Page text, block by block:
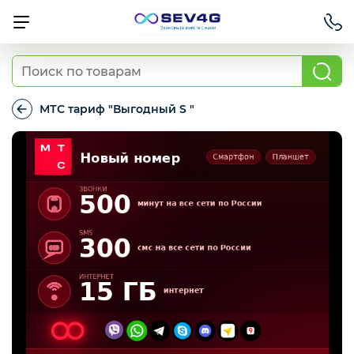
Тарифы
Приставки
Умный дом
Для Автомобиля
Освещение
МТС тариф "Выгодный S "
МТС
тариф
"Выгодный